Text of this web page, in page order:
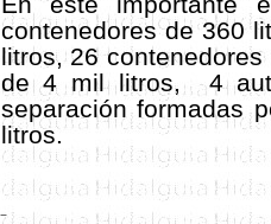
contenedores de 360
litros, 26
de 4 mil litros, 4
separación formadas
litros.